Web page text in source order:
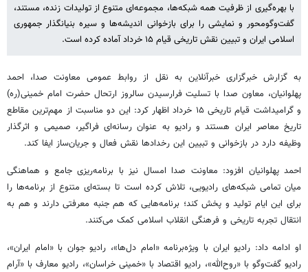
با بهره‌گیری از ظرفیت همه شبکه‌ها، مجموعه‌ای متنوع از تولیدات زنده، مستند،
گفت‌وگومحور و نمایشی را برای بازخوانی اندیشه‌ها و سیره بنیانگذار جمهوری
اسلامی ایران و تبیین نقش تاریخی قیام ۱۵ خرداد آماده کرده است.
به گزارش خبرگزاری خبرآنلاین به نقل از روابط عمومی معاونت صدا، احمد
پهلوانیان، معاون صدا با تسلیت فرارسیدن سالروز ارتحال حضرت امام خمینی(ره)
و گرامیداشت قیام تاریخی ۱۵ خرداد اظهار کرد: این دو مناسبت از مهم‌ترین مقاطع
تاریخ معاصر ایران هستند و رادیو به عنوان رسانه‌ای فراگیر، صمیمی و اثرگذار
وظیفه دارد در بازخوانی و تبیین این رخدادها نقش فعال و جریان‌ساز ایفا کند.
احمد پهلوانیان افزود: معاونت صدا امسال نیز با برنامه‌ریزی جامع و هماهنگی
میان تمامی شبکه‌های رادیویی، تلاش کرده است تا بسته‌ای متنوع از برنامه‌ها را
برای این ایام تولید و پخش کند؛ برنامه‌هایی که هم جنبه معرفتی دارند و هم به
انتقال تجربه تاریخی و فرهنگی انقلاب اسلامی کمک می‌کنند.
او ادامه داد: رادیو ایران با ویژه‌برنامه «امام دل‌ها»، رادیو جوان با «امام ایران»،
رادیو گفت‌وگو با «روح‌الله»، رادیو اقتصاد با «خمینی خراسان»، رادیو معارف با «آرام